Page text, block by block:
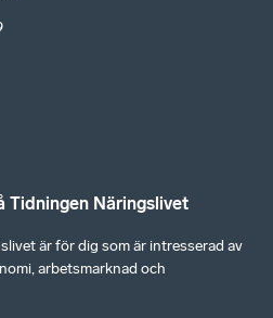
Tidningen Näringslivet
är för dig som är intresserad av
arbetsmarknad och